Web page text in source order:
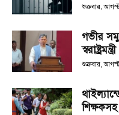
শুক্রবার,
গভীর
স্বরাষ্ট্রমন্ত্রী
শুক্রবার,